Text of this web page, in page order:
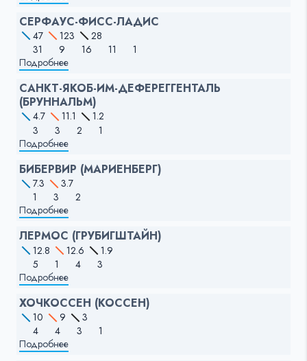
СЕРФАУС-ФИСС-ЛАДИС
47 123
28
31
9 16 11
1
Подробнее
САНКТ-ЯКОБ-ИМ-ДЕФЕРЕГГЕНТАЛЬ
(БРУННАЛЬМ)
4.7 11.1
1.2
3
3 2
1
Подробнее
БИБЕРВИР (МАРИЕНБЕРГ)
7.3
3.7
1
3
2
Подробнее
ЛЕРМОС (ГРУБИГШТАЙН)
12.8 12.6
1.9
5
1 4
3
Подробнее
ХОЧКОССЕН (КОССЕН)
10 9
3
4
4 3
1
Подробнее